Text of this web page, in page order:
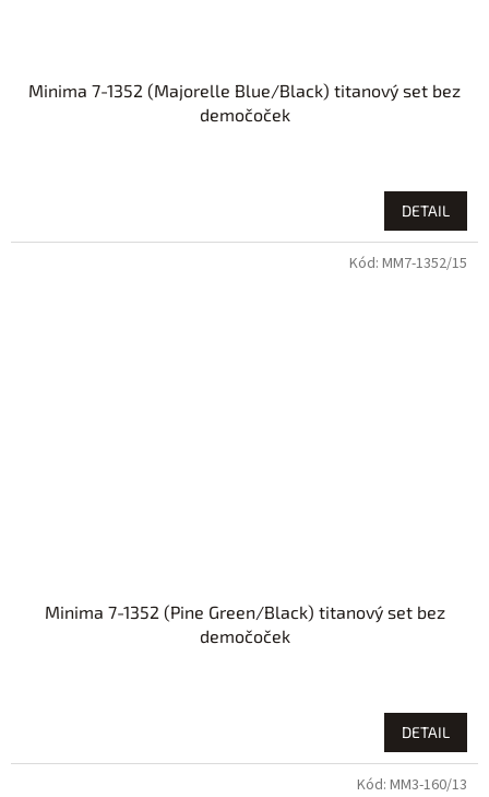
Minima 7-1352 (Majorelle Blue/Black) titanový set bez
demočoček
DETAIL
Minima 7-1352 (Pine Green/Black) titanový set bez
demočoček
DETAIL
Kód: MM7-1352/15
Kód: MM3-160/13